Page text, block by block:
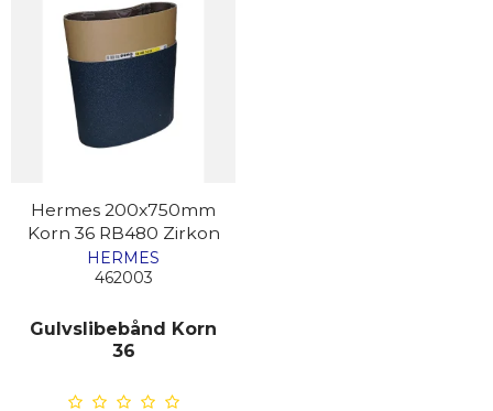
Hermes 200x750mm
Korn 36 RB480 Zirkon
HERMES
462003
Gulvslibebånd Korn
36